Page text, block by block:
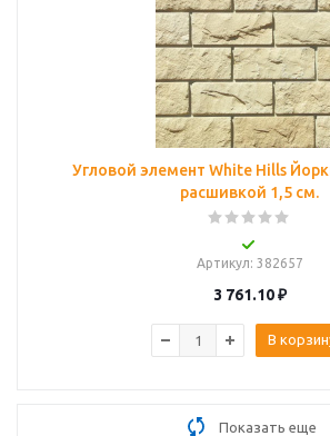
Угловой элемент White Hills
расшивкой 1,5 см.
Артикул: 382657
3 761.10₽
В
Показать еще